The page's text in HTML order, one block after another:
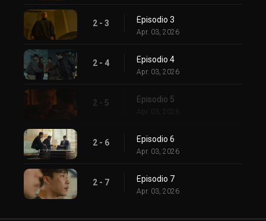
2 - 3 Episodio 3
Apr. 03, 2026
2 - 4 Episodio 4
Apr. 03, 2026
2 - 5 Episodio 5
Apr. 03, 2026
2 - 6 Episodio 6
Apr. 03, 2026
2 - 7 Episodio 7
Apr. 03, 2026